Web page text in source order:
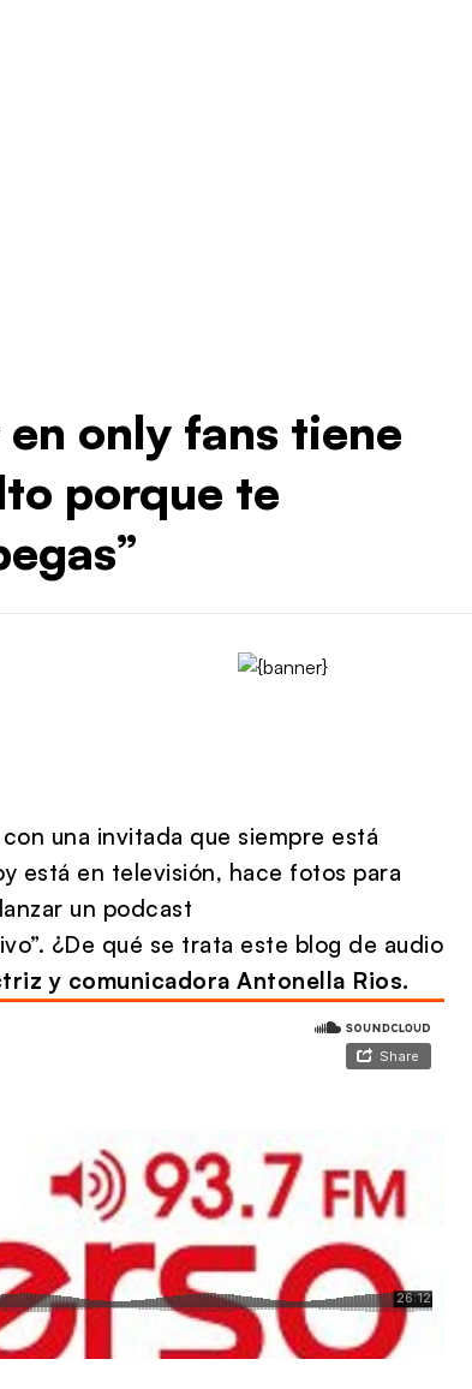
only fans tiene
porque te
una invitada que siempre está
está en televisión, hace fotos para
un podcast
¿De qué se trata este blog de audio
y comunicadora Antonella Rios.